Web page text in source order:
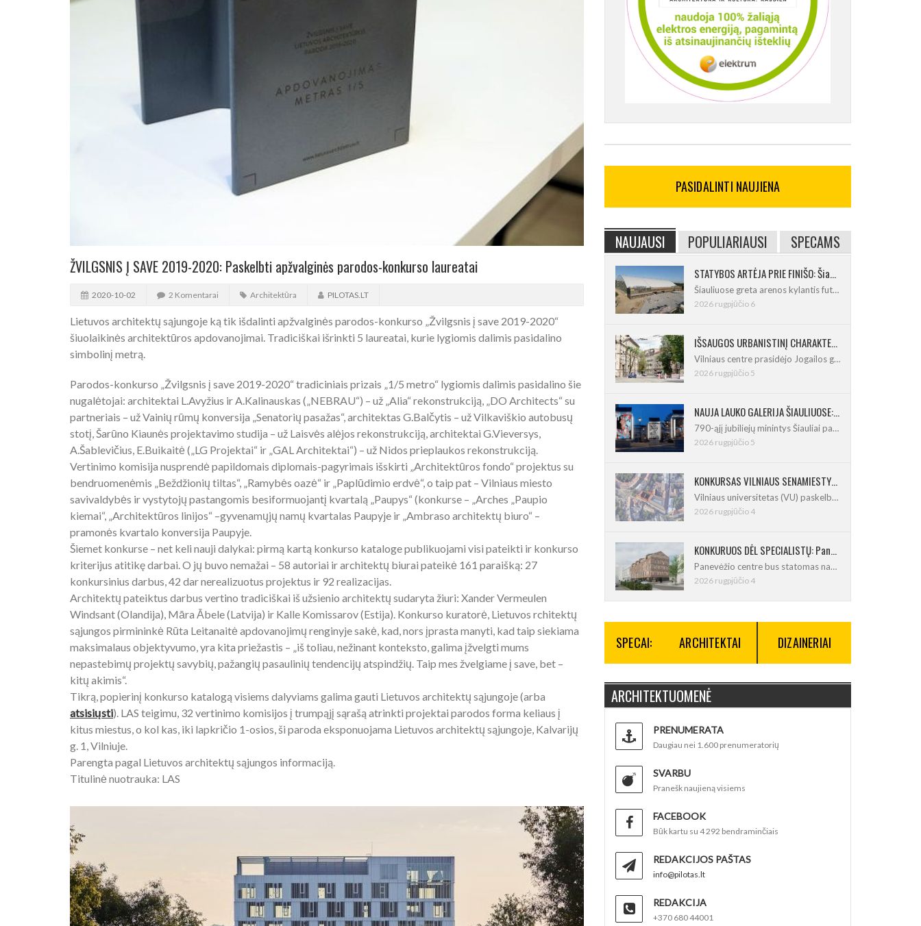
ŽVILGSNIS Į SAVE 2019-2020: Paskelbti apžvalginės parodos-konkurso laureatai
2020-10-02 2 Komentarai Architektūra PILOTAS.LT
Lietuvos architektų sąjungoje ką tik išdalinti apžvalginės parodos-konkurso „Žvilgsnis į save 2019-2020“
šiuolaikinės architektūros apdovanojimai. Tradiciškai išrinkti 5 laureatai, kurie lygiomis dalimis pasidalino
simbolinį metrą.
Parodos-konkurso „Žvilgsnis į save 2019-2020“ tradiciniais prizais „1/5 metro“ lygiomis dalimis pasidalino šie
nugalėtojai: architektai L.Avyžius ir A.Kalinauskas („NEBRAU“) – už „Alia“ rekonstrukciją, „DO Architects“ su
partneriais – už Vainių rūmų konversija „Senatorių pasažas“, architektas G.Balčytis – už Vilkaviškio autobusų
stotį, Šarūno Kiaunės projektavimo studija – už Laisvės alėjos rekonstrukciją, architektai G.Vieversys,
A.Šablevičius, E.Buikaitė („LG Projektai“ ir „GAL Architektai“) – už Nidos prieplaukos rekonstrukciją.
Vertinimo komisija nusprendė papildomais diplomais-pagyrimais išskirti „Architektūros fondo“ projektus su
bendruomenėmis „Beždžionių tiltas“, „Ramybės oazė“ ir „Paplūdimio erdvė“, o taip pat – Vilniaus miesto
savivaldybės ir vystytojų pastangomis besiformuojantį kvartalą „Paupys“ (konkurse – „Arches „Paupio
kiemai“, „Architektūros linijos“ –gyvenamųjų namų kvartalas Paupyje ir „Ambraso architektų biuro“ –
pramonės kvartalo konversija Paupyje.
Šiemet konkurse – net keli nauji dalykai: pirmą kartą konkurso kataloge publikuojami visi pateikti ir konkurso
kriterijus atitikę darbai. O jų buvo nemažai – 58 autoriai ir architektų biurai pateikė 161 paraišką: 27
konkursinius darbus, 42 dar nerealizuotus projektus ir 92 realizacijas.
Architektų pateiktus darbus vertino tradiciškai iš užsienio architektų sudaryta žiuri: Xander Vermeulen
Windsant (Olandija), Māra Ābele (Latvija) ir Kalle Komissarov (Estija). Konkurso kuratorė, Lietuvos rchitektų
sąjungos pirmininkė Rūta Leitanaitė apdovanojimų renginyje sakė, kad, nors įprasta manyti, kad taip siekiama
maksimalaus objektyvumo, yra kita priežastis – „iš toliau, nežinant konteksto, galima įžvelgti mums
nepastebimų projektų savybių, pažangių pasaulinių tendencijų atspindžių. Taip mes žvelgiame į save, bet –
kitų akimis“.
Tikrą, popierinį konkurso katalogą visiems dalyviams galima gauti Lietuvos architektų sąjungoje (arba
atsisiųsti). LAS teigimu, 32 vertinimo komisijos į trumpąjį sąrašą atrinkti projektai parodos forma keliaus į
kitus miestus, o kol kas, iki lapkričio 1-osios, ši paroda eksponuojama Lietuvos architektų sąjungoje, Kalvarijų
g. 1, Vilniuje.
Parengta pagal Lietuvos architektų sąjungos informaciją.
Titulinė nuotrauka: LAS
PASIDALINTI NAUJIENA
NAUJAUSI POPULIARIAUSI SPECAMS
STATYBOS ARTĖJA PRIE FINIŠO: Šiaulių futbolo ir regbio maniežas įgavo kontūrus
Šiauliuose greta arenos kylantis futbolo
2026 rugpjūčio 6
IŠSAUGOS URBANISTINĮ CHARAKTERĮ: Vilniuje pradėtas Jogailos gatvės remontas
Vilniaus centre prasidėjo Jogailos gatvės
2026 rugpjūčio 5
NAUJA LAUKO GALERIJA ŠIAULIUOSE: Pirmoje ekspozicijoje – Eduardo Juchnevičiaus kūryba
790-ąjį jubiliejų minintys Šiauliai pasipildo
2026 rugpjūčio 5
KONKURSAS VILNIAUS SENAMIESTYJE: Vilniaus universitetui reikia pedagogų rengimo centro
Vilniaus universitetas (VU) paskelbė pastatų
2026 rugpjūčio 4
KONKURUOS DĖL SPECIALISTŲ: Panevėžio centre iškils naujas 21 būsto namas
Panevėžio centre bus statomas naujas
2026 rugpjūčio 4
SPECAI: ARCHITEKTAI DIZAINERIAI
ARCHITEKTUOMENĖ
PRENUMERATA
Daugiau nei 1.600 prenumeratorių
SVARBU
Pranešk naujieną visiems
FACEBOOK
Būk kartu su 4 292 bendraminčiais
REDAKCIJOS PAŠTAS
info@pilotas.lt
REDAKCIJA
+370 680 44001